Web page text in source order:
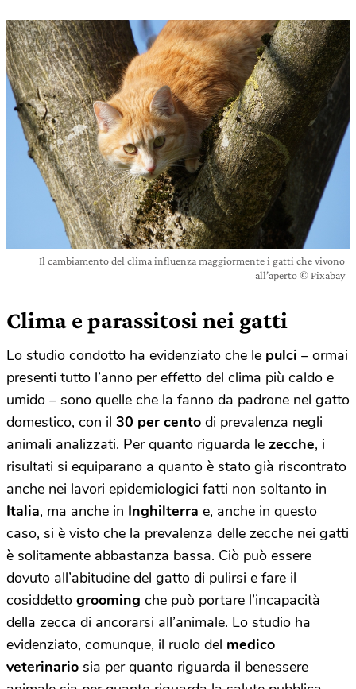
Il cambiamento del clima influenza maggiormente i gatti che vivono
all’aperto © Pixabay
Clima e parassitosi nei gatti
Lo studio condotto ha evidenziato che le pulci – ormai
presenti tutto l’anno per effetto del clima più caldo e
umido – sono quelle che la fanno da padrone nel gatto
domestico, con il 30 per cento di prevalenza negli
animali analizzati. Per quanto riguarda le zecche, i
risultati si equiparano a quanto è stato già riscontrato
anche nei lavori epidemiologici fatti non soltanto in
Italia, ma anche in Inghilterra e, anche in questo
caso, si è visto che la prevalenza delle zecche nei gatti
è solitamente abbastanza bassa. Ciò può essere
dovuto all’abitudine del gatto di pulirsi e fare il
cosiddetto grooming che può portare l’incapacità
della zecca di ancorarsi all’animale. Lo studio ha
evidenziato, comunque, il ruolo del medico
veterinario sia per quanto riguarda il benessere